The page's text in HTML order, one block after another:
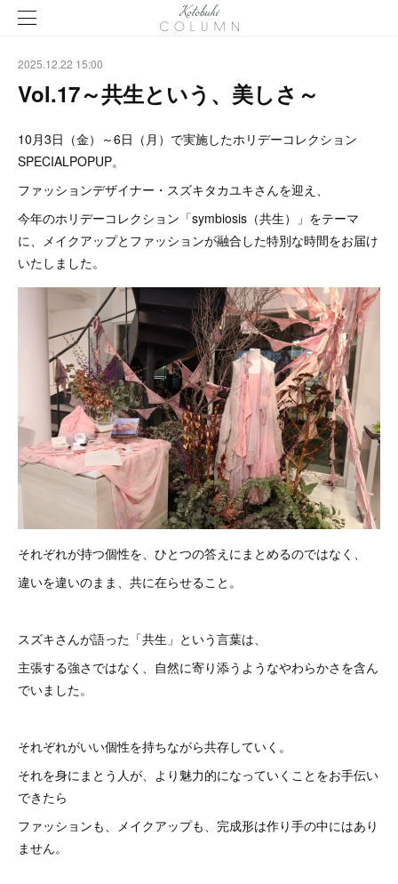
2025.12.22 15:00
Vol.17～共生という、美しさ～
10月3日（金）～6日（月）で実施したホリデーコレクション
SPECIALPOPUP。
ファッションデザイナー・スズキタカユキさんを迎え、
今年のホリデーコレクション「symbiosis（共生）」をテーマ
に、メイクアップとファッションが融合した特別な時間をお届け
いたしました。
それぞれが持つ個性を、ひとつの答えにまとめるのではなく、
違いを違いのまま、共に在らせること。
スズキさんが語った「共生」という言葉は、
主張する強さではなく、自然に寄り添うようなやわらかさを含ん
でいました。
それぞれがいい個性を持ちながら共存していく。
それを身にまとう人が、より魅力的になっていくことをお手伝い
できたら
ファッションも、メイクアップも、完成形は作り手の中にはあり
ません。